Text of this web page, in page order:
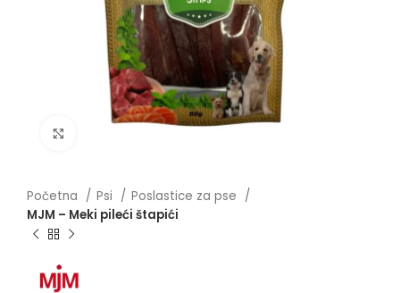
Početna Psi
Poslastice za pse
MJM – Meki pileći štapići